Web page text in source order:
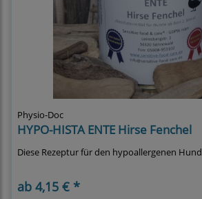
Physio-Doc
HYPO-HISTA ENTE Hirse Fenchel
Diese Rezeptur für den hypoallergenen Hund
ab 4,15 € *